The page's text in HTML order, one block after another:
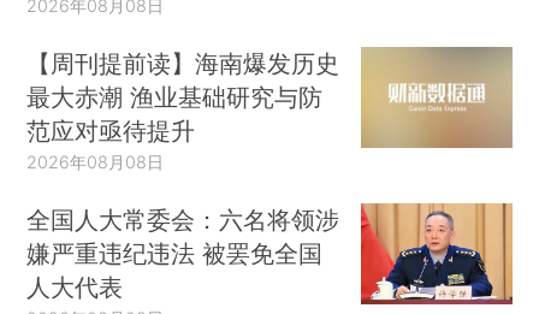
2026年08月08日
【周刊提前读】海南爆发历史
最大赤潮 渔业基础研究与防
范应对亟待提升
2026年08月08日
全国人大常委会：六名将领涉
嫌严重违纪违法 被罢免全国
人大代表